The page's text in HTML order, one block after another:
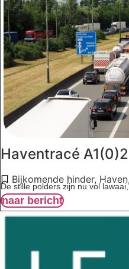
Haventracé
Bijkomende hinder, Haven,
De stille polders zijn nu vol
naar bericht